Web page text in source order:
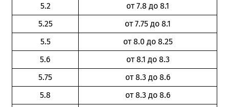
5.2
от 7.8 до 8.1
5.25
от 7.75 до 8.1
5.5
от 8.0 до 8.25
5.6
от 8.1 до 8.3
5.75
от 8.3 до 8.6
5.8
от 8.3 до 8.6